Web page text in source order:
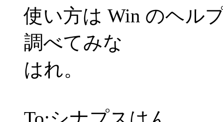
使い方は Win のヘル
調べてみな
はれ。